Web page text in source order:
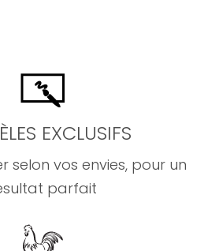
EXCLUSIFS
selon vos envies, pour un
parfait